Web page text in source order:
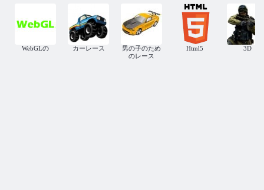
WebGLの カーレース
男の子のため
のレース
Html5 3D